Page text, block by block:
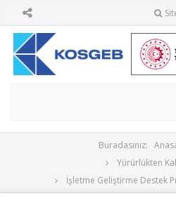
Buradasınız:
Yürürlükten
İşletme Geliştirme Destek